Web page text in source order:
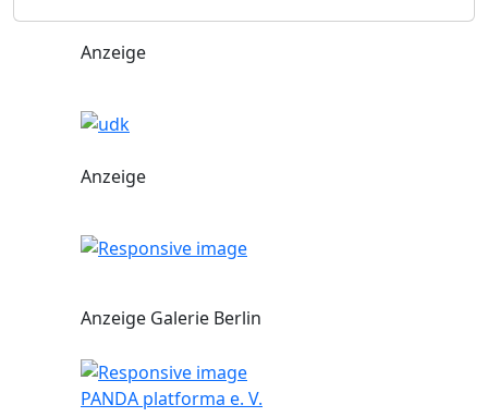
Anzeige
Anzeige
Anzeige Galerie Berlin
PANDA platforma e. V.